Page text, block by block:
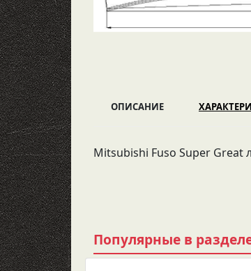
ОПИСАНИЕ
Mitsubishi Fuso Super Great
Популярные в